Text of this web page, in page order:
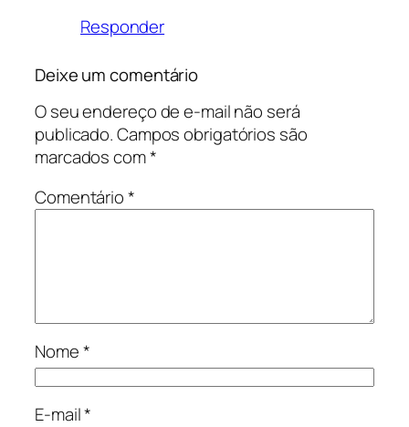
Responder
Deixe um comentário
O seu endereço de e-mail não será
publicado.Campos obrigatórios são
marcados com*
Comentário*
Nome*
E-mail*